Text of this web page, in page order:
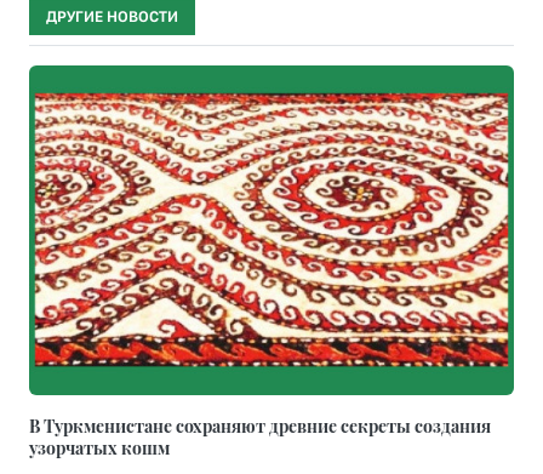
ДРУГИЕ НОВОСТИ
В Туркменистане сохраняют древние секреты создания
узорчатых кошм